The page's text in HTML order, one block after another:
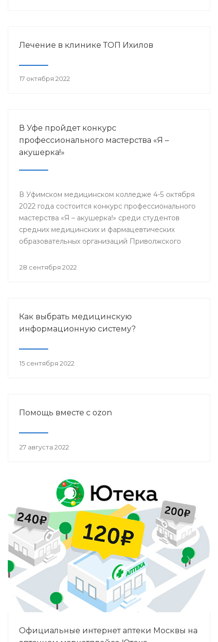
Лечение в клинике ТОП Ихилов
17 октября 2022
В Уфе пройдет конкурс
профессионального мастерства «Я –
акушерка!»
В Уфимском медицинском колледже 4-5 октября
2022 года состоится конкурс профессионального
мастерства «Я – акушерка!» среди студентов
средних медицинских и фармацевтических
образовательных организаций Приволжского
28 сентября 2022
Как выбрать медицинскую
информационную систему?
15 сентября 2022
Помощь вместе с ozon
27 августа 2022
Официальные интернет аптеки Москвы на